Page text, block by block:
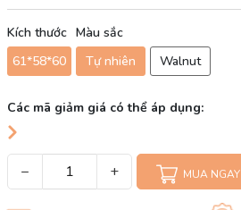
Kích thước
61*58*60
Màu sắc
Tự nhiên
Walnut
Các mã giảm giá có thể áp dụng:
− + MUA NGAY